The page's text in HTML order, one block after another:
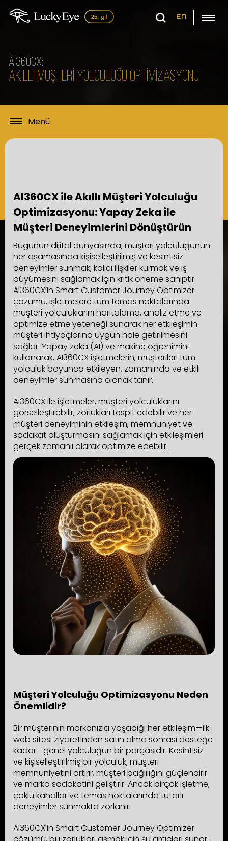
EN
AI360CX:
AKILLI MÜŞTERİ YOLCULUĞU OPTİMİZASYONU
AI360CX ile Akıllı Müşteri Yolculuğu
Optimizasyonu: Yapay Zeka ile
Müşteri Deneyimlerini Dönüştürün
Bugünün dijital dünyasında, müşteri yolculuğunun
her aşamasında kişiselleştirilmiş ve kesintisiz
deneyimler sunmak, kalıcı ilişkiler kurmak ve iş
büyümesini sağlamak için kritik öneme sahiptir.
AI360CX’in Smart Customer Journey Optimizer
çözümü, işletmelere tüm temas noktalarında
müşteri yolculuklarını haritalama, analiz etme ve
optimize etme yeteneği sunarak her etkileşimin
müşteri ihtiyaçlarına uygun hale getirilmesini
sağlar. Yapay zeka (AI) ve makine öğrenimini
kullanarak, AI360CX işletmelerin, müşterileri tüm
yolculuk boyunca etkileyen, zamanında ve etkili
deneyimler sunmasına olanak tanır.
AI360CX ile işletmeler, müşteri yolculuklarını
görselleştirebilir, zorlukları tespit edebilir ve her
müşteri deneyiminin etkileşim, memnuniyet ve
sadakat oluşturmasını sağlamak için etkileşimleri
gerçek zamanlı olarak optimize edebilir.
Müşteri Yolculuğu Optimizasyonu Neden
Önemlidir?
Bir müşterinin markanızla yaşadığı her etkileşim—ilk
web sitesi ziyaretinden satın alma sonrası desteğe
kadar—genel yolculuğun bir parçasıdır. Kesintisiz
ve kişiselleştirilmiş bir yolculuk, müşteri
memnuniyetini artırır, müşteri bağlılığını güçlendirir
ve marka sadakatini geliştirir. Ancak birçok işletme,
çoklu kanallar ve temas noktalarında tutarlı
deneyimler sunmakta zorlanır.
AI360CX'in Smart Customer Journey Optimizer